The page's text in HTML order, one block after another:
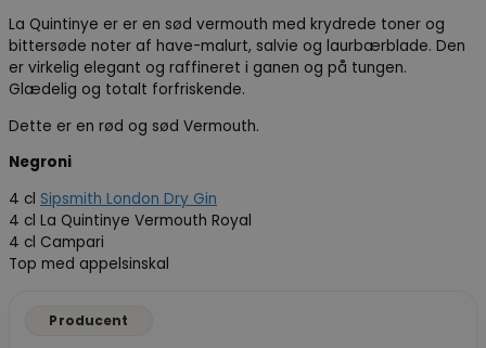
La Quintinye er er en sød vermouth med krydrede toner og
bittersøde noter af have-malurt, salvie og laurbærblade. Den
er virkelig elegant og raffineret i ganen og på tungen.
Glædelig og totalt forfriskende.
Dette er en rød og sød Vermouth.
Negroni
4 cl Sipsmith London Dry Gin
4 cl La Quintinye Vermouth Royal
4 cl Campari
Top med appelsinskal
Producent